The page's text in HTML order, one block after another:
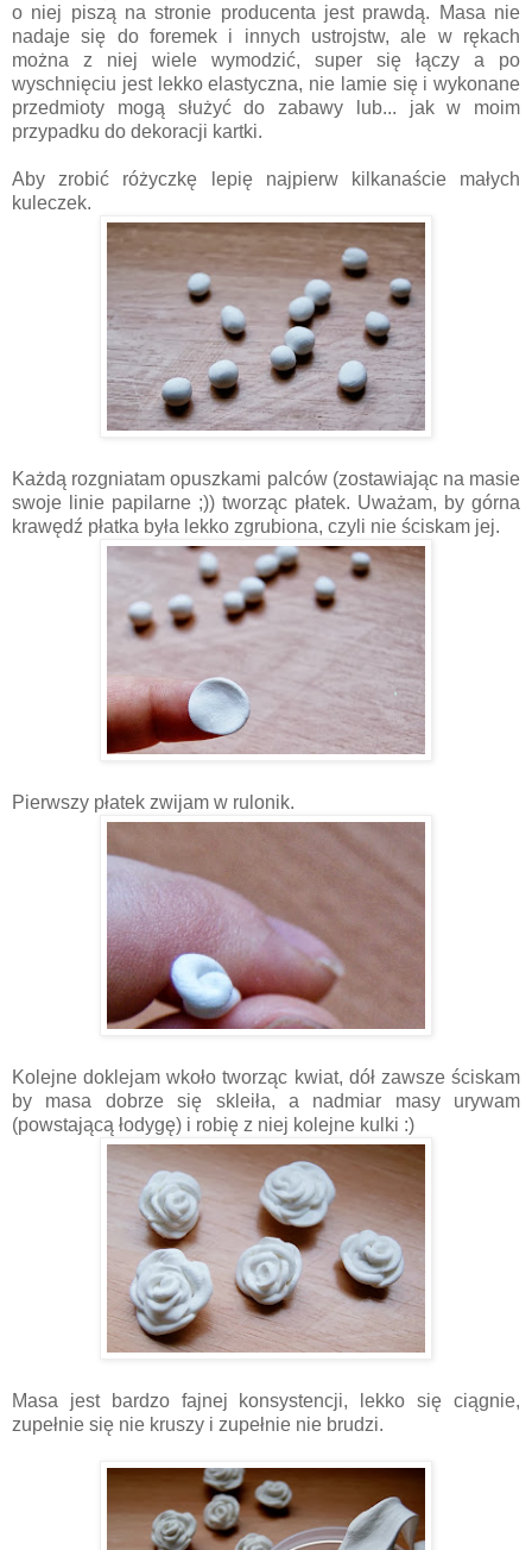
o niej piszą na stronie producenta jest prawdą. Masa nie
nadaje się do foremek i innych ustrojstw, ale w rękach
można z niej wiele wymodzić, super się łączy a po
wyschnięciu jest lekko elastyczna, nie lamie się i wykonane
przedmioty mogą służyć do zabawy lub... jak w moim
przypadku do dekoracji kartki.
Aby zrobić różyczkę lepię najpierw kilkanaście małych
kuleczek.
Każdą rozgniatam opuszkami palców (zostawiając na masie
swoje linie papilarne ;)) tworząc płatek. Uważam, by górna
krawędź płatka była lekko zgrubiona, czyli nie ściskam jej.
Pierwszy płatek zwijam w rulonik.
Kolejne doklejam wkoło tworząc kwiat, dół zawsze ściskam
by masa dobrze się skleiła, a nadmiar masy urywam
(powstającą łodygę) i robię z niej kolejne kulki :)
Masa jest bardzo fajnej konsystencji, lekko się ciągnie,
zupełnie się nie kruszy i zupełnie nie brudzi.